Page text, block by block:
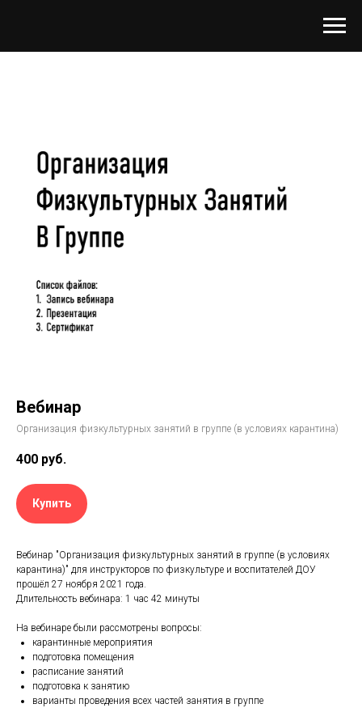
Вебинар
Организация физкультурных занятий в группе (в условиях карантина)
400 руб.
Купить
Вебинар "Организация физкультурных занятий в группе (в условиях
карантина)" для инструкторов по физкультуре и воспитателей ДОУ
прошёл 27 ноября 2021 года.
Длительность вебинара: 1 час 42 минуты
На вебинаре были рассмотрены вопросы:
карантинные мероприятия
подготовка помещения
расписание занятий
подготовка к занятию
варианты проведения всех частей занятия в группе